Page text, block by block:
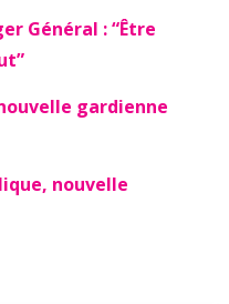
Général : “Être
gardienne
nouvelle